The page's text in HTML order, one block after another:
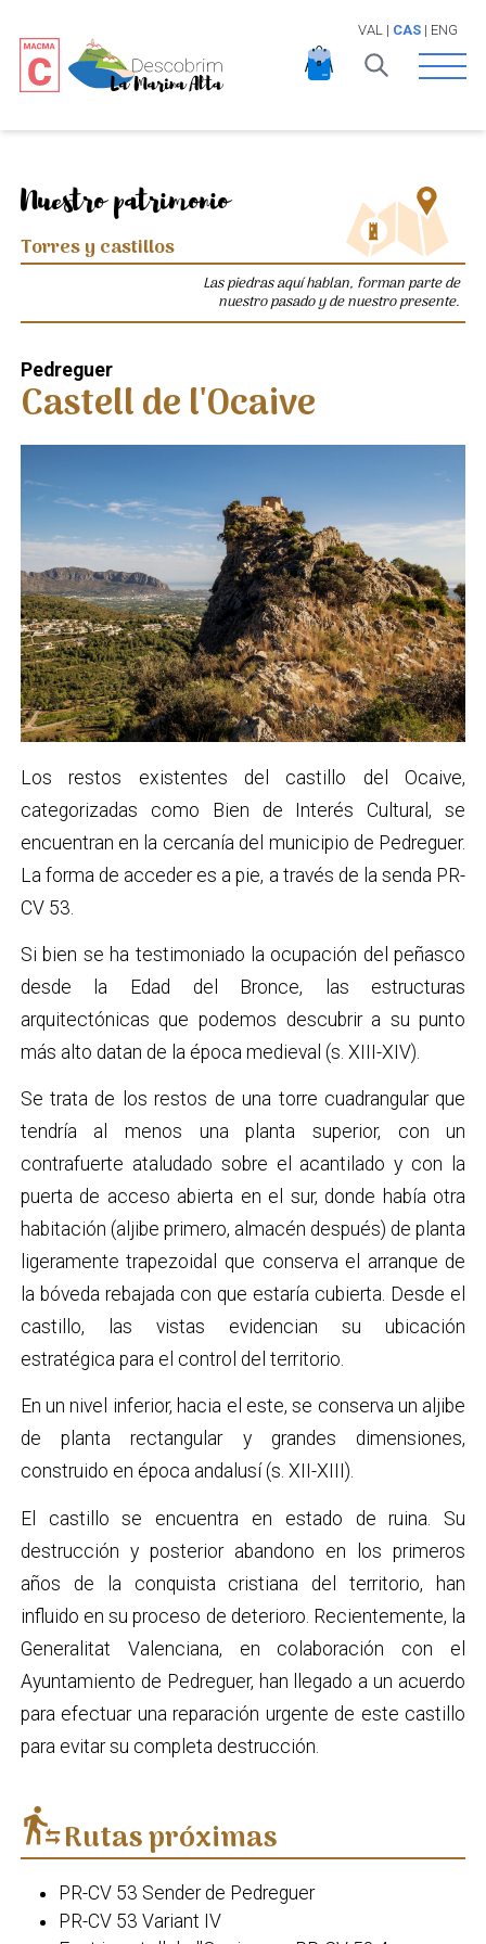
VAL | CAS| ENG
Open
Nuestro patrimonio
Torres y castillos
Las piedras aquí hablan, forman parte de
nuestro pasado y de nuestro presente.
Pedreguer
Castell de l'Ocaive
Los restos existentes del
castillo del Ocaive,
categorizadas como Bien de Interés Cultural, se
encuentran en la cercanía del municipio de Pedreguer.
La forma de acceder es a pie, a través de la senda PR-
CV 53.
Si bien se ha testimoniado la ocupación del peñasco
desde la Edad del Bronce, las estructuras
arquitectónicas que podemos descubrir a su punto
más alto datan de la época medieval (s. XIII-XIV).
Se trata de los restos de una torre cuadrangular que
tendría al menos una planta superior, con un
contrafuerte ataludado sobre el acantilado y con la
puerta de acceso abierta en el sur, donde había otra
habitación (aljibe primero, almacén después) de planta
ligeramente trapezoidal que conserva el arranque de
la bóveda rebajada con que estaría cubierta. Desde el
castillo, las vistas evidencian su ubicación
estratégica para el control del territorio.
En un nivel inferior, hacia el este, se conserva un aljibe
de planta rectangular y grandes dimensiones,
construido en época andalusí (s. XII-XIII).
El castillo se encuentra en estado de ruina. Su
destrucción y posterior abandono en los primeros
años de la conquista cristiana del territorio, han
influido en su proceso de deterioro. Recientemente, la
Generalitat Valenciana, en colaboración con el
Ayuntamiento de Pedreguer, han llegado a un acuerdo
para efectuar una reparación urgente de este castillo
para evitar su completa destrucción.
transfer_within_a_stationRutas próximas
PR-CV 53 Sender de Pedreguer
PR-CV 53 Variant IV